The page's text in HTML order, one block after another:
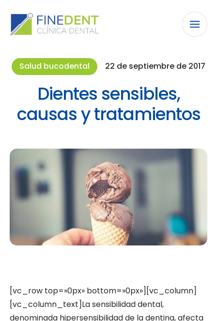
Salud bucodental 22 de septiembre de 2017
Dientes sensibles,
causas y tratamientos
[vc_row top=»0px» bottom=»0px»][vc_column]
[vc_column_text]La sensibilidad dental,
denominada hipersensibilidad de la dentina, afecta